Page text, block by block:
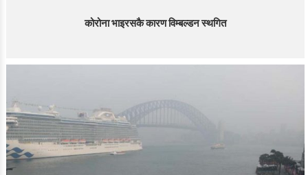
कोरोना भाइरसकै कारण विम्बल्डन स्थगित